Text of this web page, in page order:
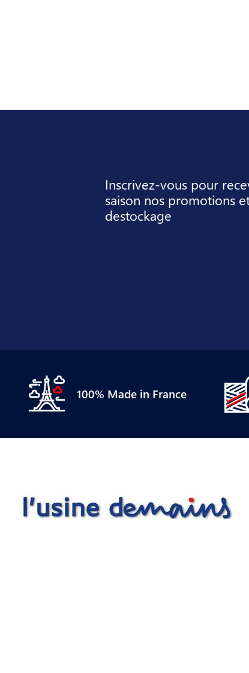
Inscrivez-vous pour
saison nos promotions
destockage
100% Made in France